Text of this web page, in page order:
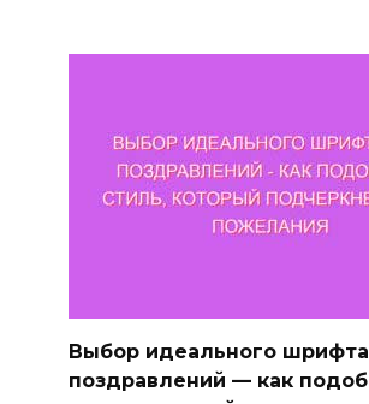
Выбор идеального
поздравлений — как